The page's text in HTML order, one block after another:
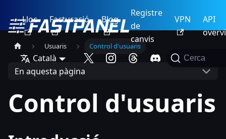
Lloc Facturació Blog
Registre
de
canvis
VPN
API
Català Cerca
Usuaris Control d'usuaris
En aquesta pàgina
Control d'usuaris